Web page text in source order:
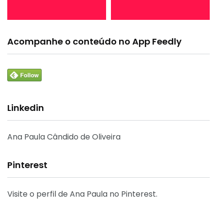
Acompanhe o conteúdo no App Feedly
Linkedin
Ana Paula Cândido de Oliveira
Pinterest
Visite o perfil de Ana Paula no Pinterest.